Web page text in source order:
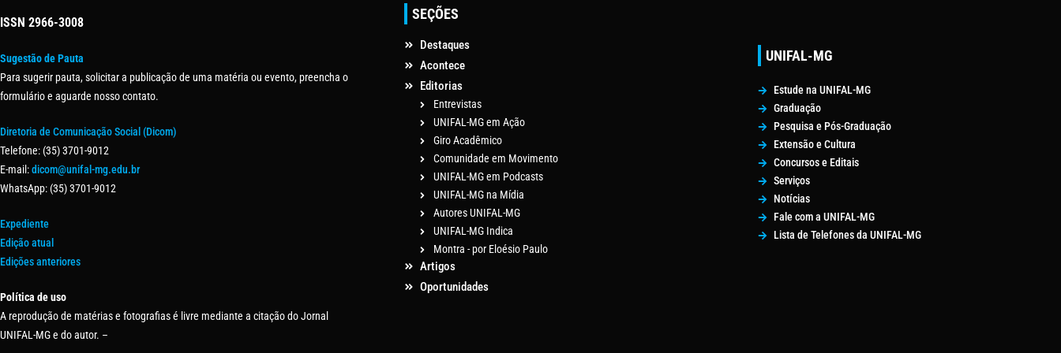
ISSN 2966-3008
Sugestão de Pauta
Para sugerir pauta, solicitar a publicação de uma matéria ou evento, preencha o
formulário e aguarde nosso contato.
Diretoria de Comunicação Social (Dicom)
Telefone: (35) 3701-9012
E-mail:dicom@unifal-mg.edu.br
WhatsApp: (35) 3701-9012
Expediente
Edição atual
Edições anteriores
Política de uso
A reprodução de matérias e fotografias é livre mediante a citação do Jornal
UNIFAL-MG e do autor. –
SEÇÕES
Destaques
Acontece
Editorias
Entrevistas
UNIFAL-MG em Ação
Giro Acadêmico
Comunidade em Movimento
UNIFAL-MG em Podcasts
UNIFAL-MG na Mídia
Autores UNIFAL-MG
UNIFAL-MG Indica
Montra - por Eloésio Paulo
Artigos
Oportunidades
UNIFAL-MG
Estude na UNIFAL-MG
Graduação
Pesquisa e Pós-Graduação
Extensão e Cultura
Concursos e Editais
Serviços
Notícias
Fale com a UNIFAL-MG
Lista de Telefones da UNIFAL-MG